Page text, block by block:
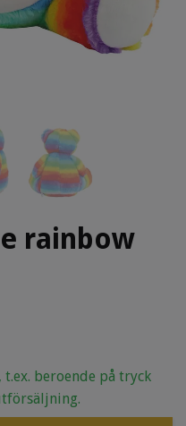
rainbow
beroende på tryck